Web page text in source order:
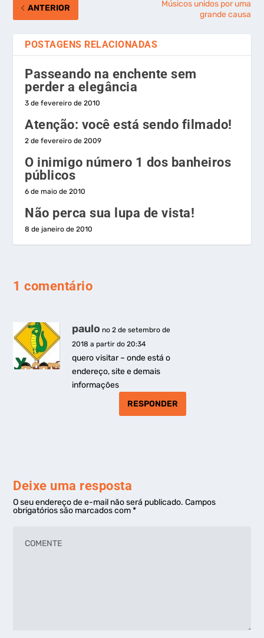
ANTERIOR
Músicos unidos por uma
grande causa
POSTAGENS RELACIONADAS
Passeando na enchente sem
perder a elegância
3 de fevereiro de 2010
Atenção: você está sendo filmado!
2 de fevereiro de 2009
O inimigo número 1 dos banheiros
públicos
6 de maio de 2010
Não perca sua lupa de vista!
8 de janeiro de 2010
1 comentário
paulo no 2 de setembro de
2018 a partir do 20:34
quero visitar – onde está o
endereço, site e demais
informações
RESPONDER
Deixe uma resposta
O seu endereço de e-mail não será publicado. Campos
obrigatórios são marcados com*